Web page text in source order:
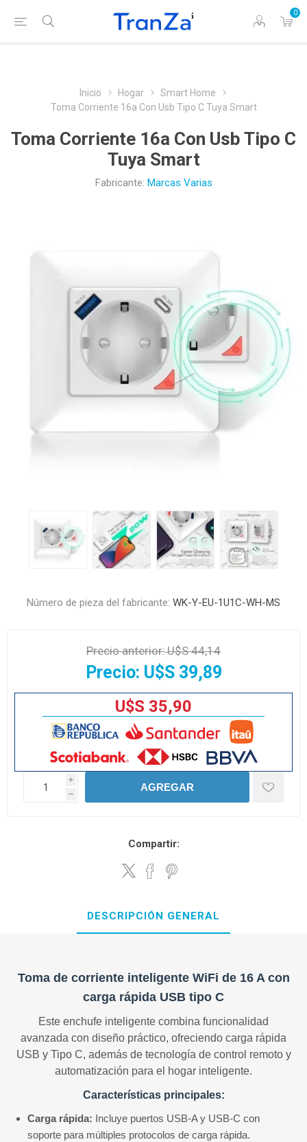
0
Inicio Hogar
Smart Home
Toma Corriente 16a Con Usb Tipo C Tuya Smart
Toma Corriente 16a Con Usb Tipo C
Tuya Smart
Fabricante: Marcas Varias
Número de pieza del fabricante: WK-Y-EU-1U1C-WH-MS
Precio anterior:U$S 44,14
Precio: U$S 39,89
U$S 35,90
i
h
AGREGAR
Compartir:
DESCRIPCIÓN GENERAL
Toma de corriente inteligente WiFi de 16 A con
carga rápida USB tipo C
Este enchufe inteligente combina funcionalidad
avanzada con diseño práctico, ofreciendo carga rápida
USB y Tipo C, además de tecnología de control remoto y
automatización para el hogar inteligente.
Características principales:
Carga rápida: Incluye puertos USB-A y USB-C con
soporte para múltiples protocolos de carga rápida.